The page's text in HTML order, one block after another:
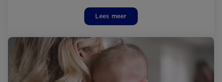
Lees meer